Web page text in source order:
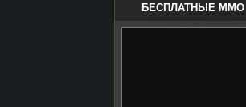
БЕСПЛАТНЫЕ MMO